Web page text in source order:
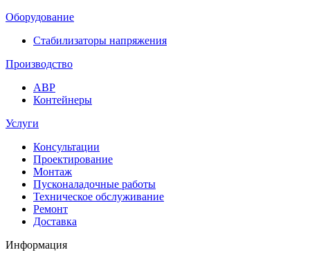
Оборудование
Стабилизаторы напряжения
Производство
АВР
Контейнеры
Услуги
Консультации
Проектирование
Монтаж
Пусконаладочные работы
Техническое обслуживание
Ремонт
Доставка
Информация